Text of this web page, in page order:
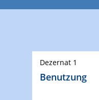
Dezernat 1
Benutzung